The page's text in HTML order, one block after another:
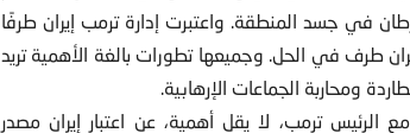
في جسد المنطقة. واعتبرت إدارة ترمب إيران طرفًا
طرف في الحل. وجميعها تطورات بالغة الأهمية تريد
ومحاربة الجماعات الإرهابية.
الرئيس ترمب، لا يقل أهمية، عن اعتبار إيران مصدر